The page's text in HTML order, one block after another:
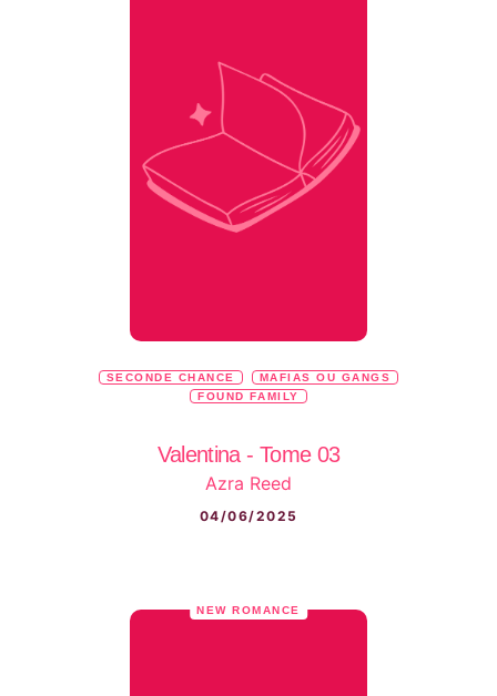
SECONDE CHANCE
MAFIAS OU GANGS
FOUND FAMILY
Valentina - Tome 03
Azra Reed
04/06/2025
NEW ROMANCE